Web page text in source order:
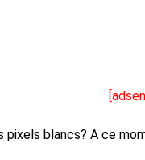
pixels blancs? A ce